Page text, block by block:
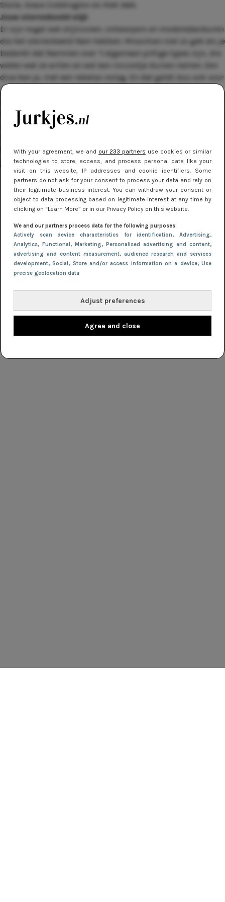
With your agreement, we and our 233 partners use cookies or similar
technologies to store, access, and process personal data like your
visit on this website, IP addresses and cookie identifiers. Some
partners do not ask for your consent to process your data and rely on
their legitimate business interest. You can withdraw your consent or
object to data processing based on legitimate interest at any time by
clicking on “Learn More” or in our Privacy Policy on this website.
We and our partners process data for the following purposes:
Actively scan device characteristics for identification, Advertising,
Analytics, Functional, Marketing, Personalised advertising and content,
advertising and content measurement, audience research and services
development, Social, Store and/or access information on a device, Use
precise geolocation data
Adjust preferences
Agree and close
Stone, Grace Coddington en Alek Wek.
Jouw sterrenbeeld stijl:
Er zijn nogal wat stijliconen, ontwerpers en moderedacteuren
die het sterrenbeeld Ram hebben. Misschien niet zo gek als je
bedenkt dat Rammen over ’t algemeen pittige types zijn, die
weten wat ze willen en wel een risicootje durven nemen. Een
diva ben je, met een rebelse inslag. En dat geldt dus ook voor
je stijl. Beter
dat we in je kast waarschijnlijk veel
is er een kleur die het wint van allemaal: vi-va-vlammend
Wij maakten een selectie van de mooiste, meest pittige
jurkjes voor het sterrenbeeld Ram. Check ze hier!